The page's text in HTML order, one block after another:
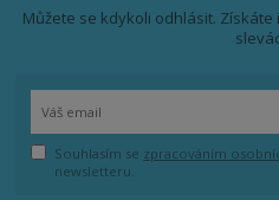
Můžete se kdykoli odhlásit.
Souhlasím se zpracováním
newsletteru.